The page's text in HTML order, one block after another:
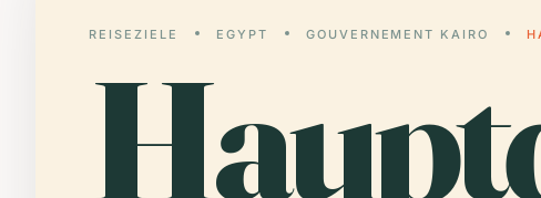
REISEZIELE EGYPT GOUVERNEMENT KAIRO